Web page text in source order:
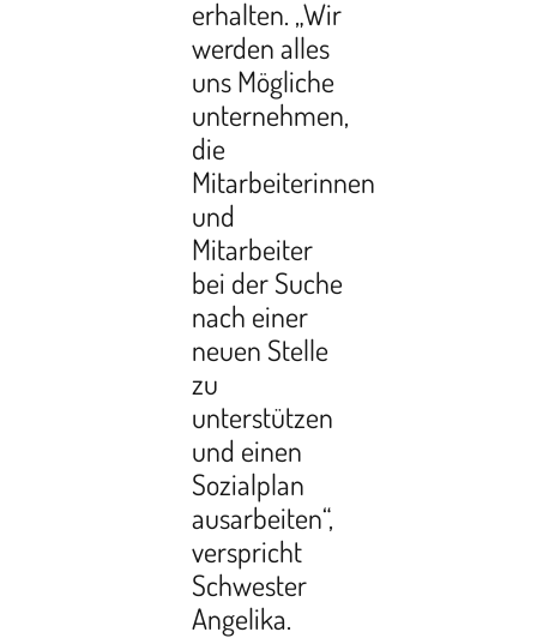
erhalten. „Wir
werden alles
uns Mögliche
unternehmen,
die
Mitarbeiterinnen
und
Mitarbeiter
bei der Suche
nach einer
neuen Stelle
zu
unterstützen
und einen
Sozialplan
ausarbeiten“,
verspricht
Schwester
Angelika.